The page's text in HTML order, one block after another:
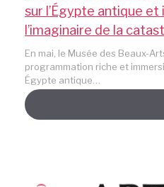
sur l’Égypte antique et
l’imaginaire de la
En mai, le Musée des Beaux-
programmation riche et
Égypte antique…